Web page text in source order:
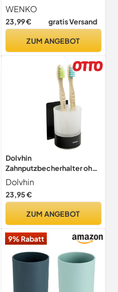
für Zahnbürste und
Zahnpasta in Naturstein-
Optik aus hochwertigem
Grau
WENKO
23,99 € gratis Versand
ZUM ANGEBOT
Dolvhin
Zahnputzbecherhalter ohne
Bohren | Milchglas
Zahnputzbecher zum
Kleben | Zahnbecher &
Zahnbürstenhalter
Zahnbürstenbecher &
Schwarz Matt
Dolvhin
23,95 €
ZUM ANGEBOT
9% Rabatt